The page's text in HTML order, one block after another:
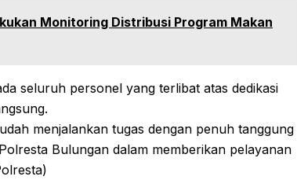
Monitoring Distribusi Program Makan
seluruh personel yang terlibat atas dedikasi
menjalankan tugas dengan penuh tanggung
Bulungan dalam memberikan pelayanan